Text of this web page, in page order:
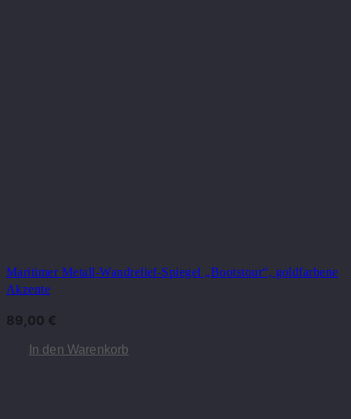
Maritimer Metall-Wandrelief-Spiegel „Bootstour“, goldfarbene
Akzente
89,00 €
In den Warenkorb